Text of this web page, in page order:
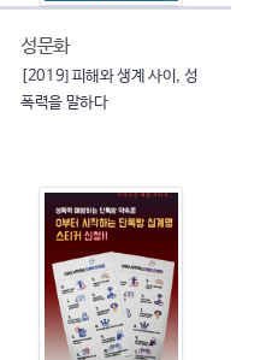
성문화
[2019] 피해와 생계 사이, 성
폭력을 말하다